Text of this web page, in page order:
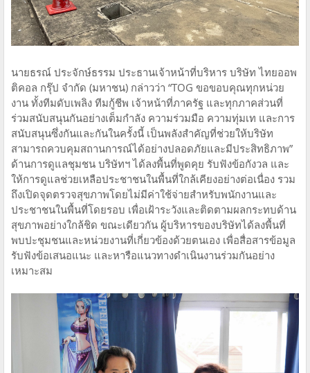
นายธรณ์ ประจักษ์ธรรม ประธานเจ้าหน้าที่บริหาร บริษัท ไทยออพ
ติคอล กรุ๊ป จำกัด (มหาชน) กล่าวว่า “TOG ขอขอบคุณทุกหน่วย
งาน ทั้งทีมดับเพลิง ทีมกู้ชีพ เจ้าหน้าที่ภาครัฐ และทุกภาคส่วนที่
ร่วมสนับสนุนกันอย่างเต็มกำลัง ความร่วมมือ ความทุ่มเท และการ
สนับสนุนซึ่งกันและกันในครั้งนี้ เป็นพลังสำคัญที่ช่วยให้บริษัท
สามารถควบคุมสถานการณ์ได้อย่างปลอดภัยและมีประสิทธิภาพ”
ด้านการดูแลชุมชน บริษัทฯ ได้ลงพื้นที่พูดคุย รับฟังข้อกังวล และ
ให้การดูแลช่วยเหลือประชาชนในพื้นที่ใกล้เคียงอย่างต่อเนื่อง รวม
ถึงเปิดจุดตรวจสุขภาพโดยไม่มีค่าใช้จ่ายสำหรับพนักงานและ
ประชาชนในพื้นที่โดยรอบ เพื่อเฝ้าระวังและติดตามผลกระทบด้าน
สุขภาพอย่างใกล้ชิด ขณะเดียวกัน ผู้บริหารของบริษัทได้ลงพื้นที่
พบปะชุมชนและหน่วยงานที่เกี่ยวข้องด้วยตนเอง เพื่อสื่อสารข้อมูล
รับฟังข้อเสนอแนะ และหารือแนวทางดำเนินงานร่วมกันอย่าง
เหมาะสม